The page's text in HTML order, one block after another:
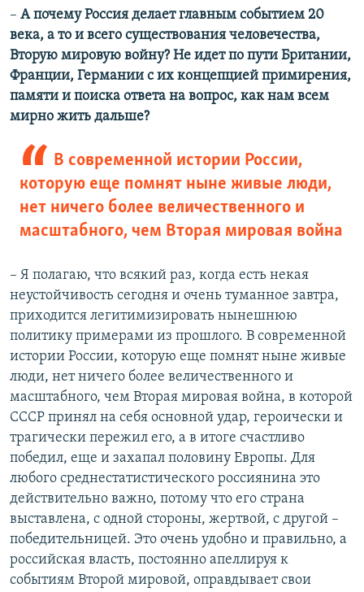
– А почему Россия делает главным событием 20
века, а то и всего существования человечества,
Вторую мировую войну? Не идет по пути Британии,
Франции, Германии с их концепцией примирения,
памяти и поиска ответа на вопрос, как нам всем
мирно жить дальше?
В современной истории России,
которую еще помнят ныне живые люди,
нет ничего более величественного и
масштабного, чем Вторая мировая война
– Я полагаю, что всякий раз, когда есть некая
неустойчивость сегодня и очень туманное завтра,
приходится легитимизировать нынешнюю
политику примерами из прошлого. В современной
истории России, которую еще помнят ныне живые
люди, нет ничего более величественного и
масштабного, чем Вторая мировая война, в которой
СССР принял на себя основной удар, героически и
трагически пережил его, а в итоге счастливо
победил, еще и захапал половину Европы. Для
любого среднестатистического россиянина это
действительно важно, потому что его страна
выставлена, с одной стороны, жертвой, с другой –
победительницей. Это очень удобно и правильно, а
российская власть, постоянно апеллируя к
событиям Второй мировой, оправдывает свои